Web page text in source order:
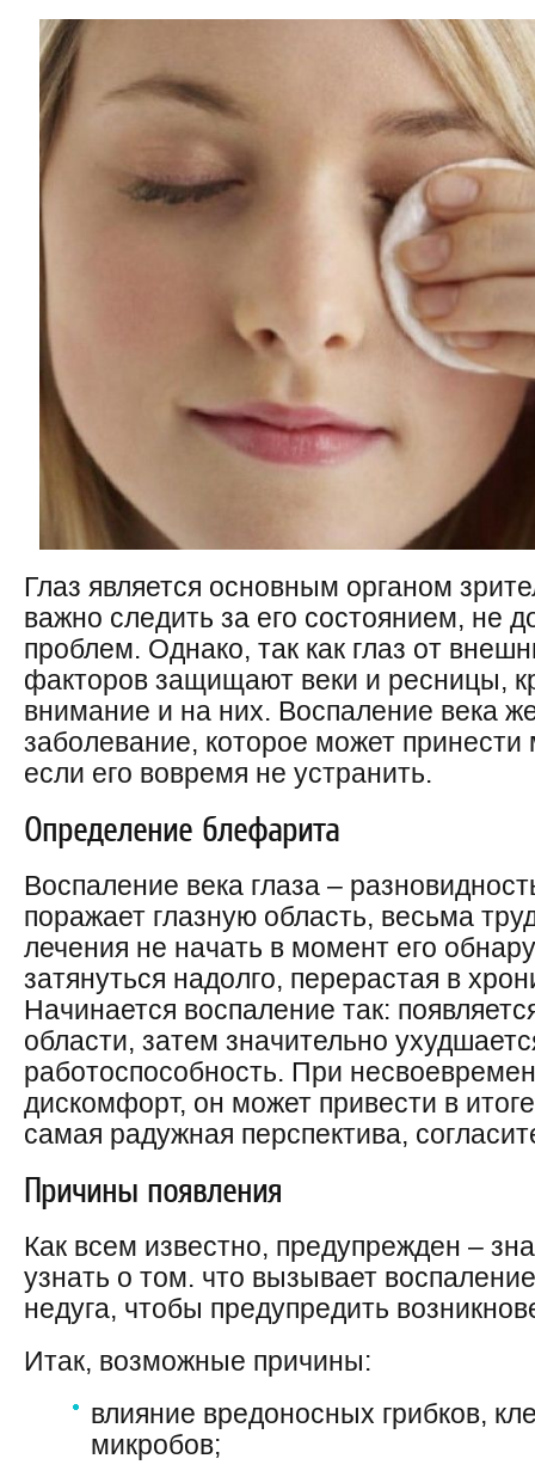
Глаз является основным органом
важно следить за его состоянием, не
проблем. Однако, так как глаз от
факторов защищают веки и ресницы,
внимание и на них. Воспаление века
заболевание, которое может принести
если его вовремя не устранить.
Определение блефарита
Воспаление века глаза –
поражает глазную область, весьма
лечения не начать в момент его
затянуться надолго, перерастая в
Начинается воспаление так:
области, затем значительно
работоспособность. При
дискомфорт, он может привести в
самая радужная перспектива,
Причины появления
Как всем известно, предупрежден –
узнать о том. что вызывает
недуга, чтобы предупредить
Итак, возможные причины:
влияние вредоносных грибков,
микробов;